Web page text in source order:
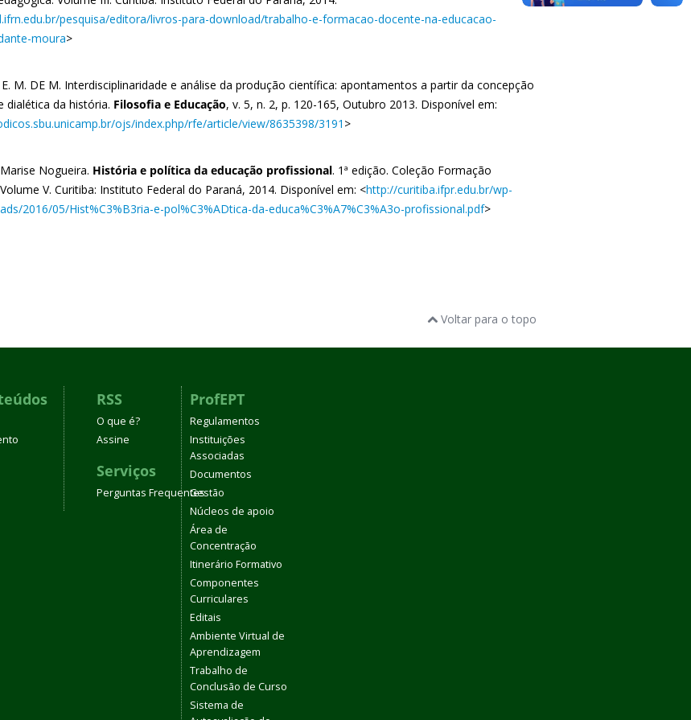
pesquisa/editora/livros-para-download/trabalho-e-formacao-docente-na-educacao-
moura>
E. M. DE M. Interdisciplinaridade e análise da produção científica: apontamentos a partir da concepção
dialética da história. Filosofia e Educação, v. 5, n. 2, p. 120-165, Outubro 2013. Disponível em:
ojs/index.php/rfe/article/view/8635398/3191 >
Nogueira. História e política da educação profissional. 1ª edição. Coleção Formação
V. Curitiba: Instituto Federal do Paraná, 2014. Disponível em: <http://curitiba.ifpr.edu.br/wp-
2016/05/Hist%C3%B3ria-e-pol%C3%ADtica-da-educa%C3%A7%C3%A3o-profissional.pdf>
Voltar para o topo
RSS
O que é?
Assine
Serviços
Perguntas Frequentes
ProfEPT
Regulamentos
Instituições
Associadas
Documentos
Gestão
Núcleos de apoio
Área de
Concentração
Itinerário Formativo
Componentes
Curriculares
Editais
Ambiente Virtual de
Aprendizagem
Trabalho de
Conclusão de Curso
Sistema de